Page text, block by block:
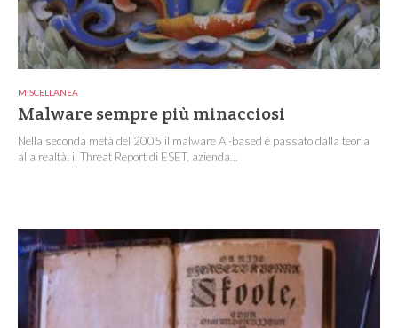
MISCELLANEA
Malware sempre più minacciosi
Nella seconda metà del 2005 il malware AI-based è passato dalla teoria
alla realtà: il Threat Report di ESET, azienda...